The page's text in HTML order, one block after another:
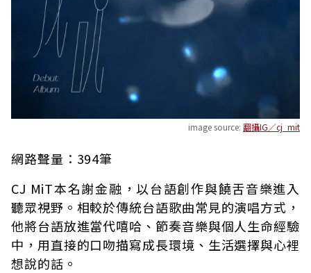
image source: 翻攝IG／cj_mit
網路聲量：394筆
CJ MiT本名謝金融，以台語創作與饒舌音樂進入
聽眾視野。相較於傳統台語歌曲常見的演唱方式，
他將台語放進當代嘻哈、節奏音樂與個人生命經驗
中，用直接的口吻描寫成長環境、生活選擇與心裡
想說的話。